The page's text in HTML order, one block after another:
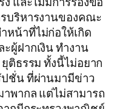
บริหารงานของคณะ
หน้าที่ไม่ก่อให้เกิด
ผู้ฝากเงิน ทำงาน
ติธรรม ทั้งนี้ไม่อยาก
ปชั่น ที่ผ่านมามีข่าว
พากล แต่ไม่สามารถ